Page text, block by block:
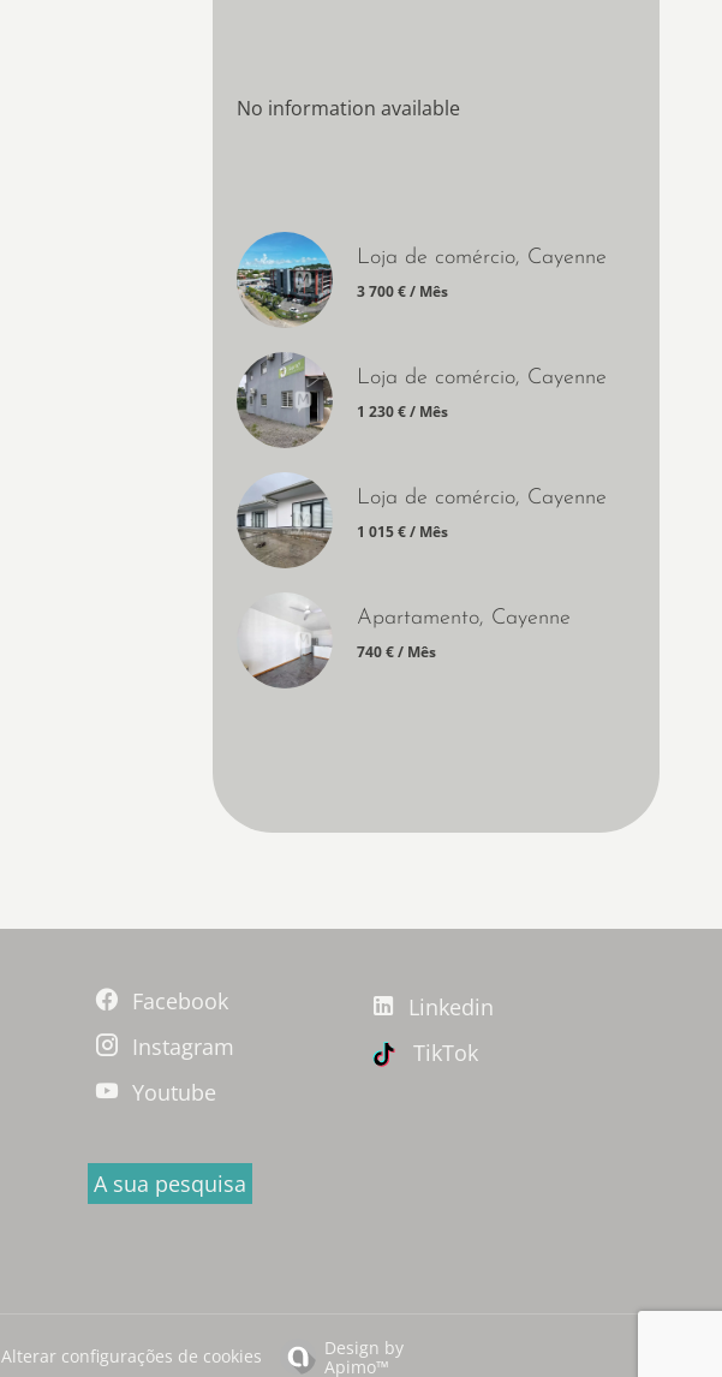
No information available
Loja de comércio, Cayenne
3 700 € / Mês
Loja de comércio, Cayenne
1 230 € / Mês
Loja de comércio, Cayenne
1 015 € / Mês
Apartamento, Cayenne
740 € / Mês
Facebook
Instagram
Youtube
Linkedin
TikTok
A sua pesquisa
Alterar configurações de cookies
Design by
Apimo™